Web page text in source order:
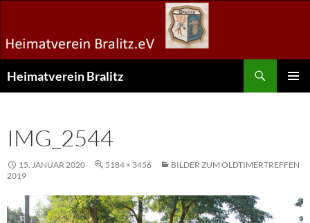
springen
Heimatverein Bralitz
IMG_2544
15. JANUAR 2020 5184 × 3456
BILDER ZUM OLDTIMERTREFFEN
2019